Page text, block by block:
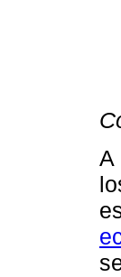
A